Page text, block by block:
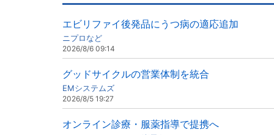
エビリファイ後発品にうつ病の適応追加
ニプロなど
2026/8/6 09:14
グッドサイクルの営業体制を統合
EMシステムズ
2026/8/5 19:27
オンライン診療・服薬指導で提携へ